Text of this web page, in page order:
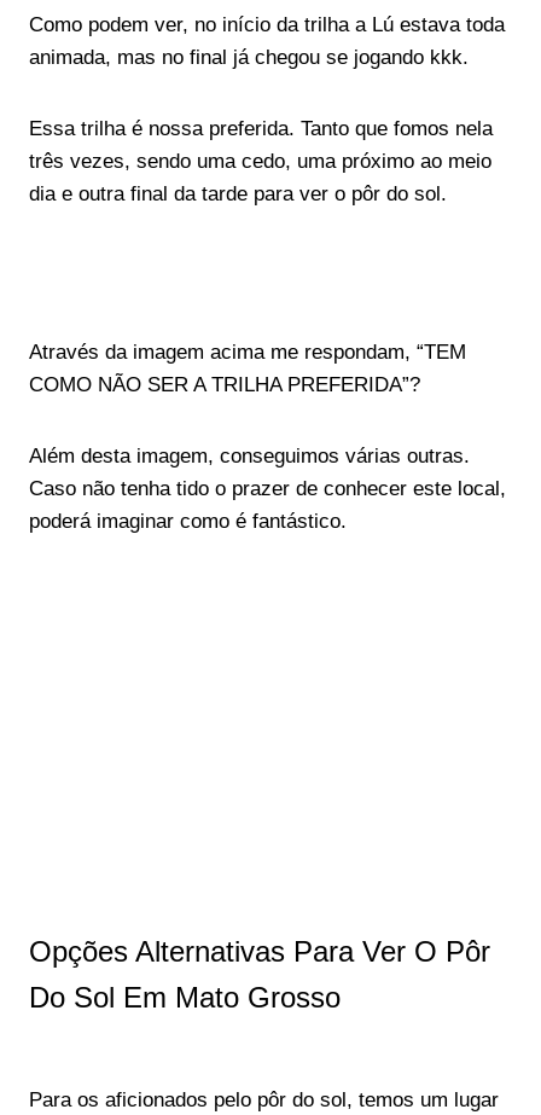
Como podem ver, no início da trilha a Lú estava toda
animada, mas no final já chegou se jogando kkk.
Essa trilha é nossa preferida. Tanto que fomos nela
três vezes, sendo uma cedo, uma próximo ao meio
dia e outra final da tarde para ver o pôr do sol.
Através da imagem acima me respondam, “TEM
COMO NÃO SER A TRILHA PREFERIDA”?
Além desta imagem, conseguimos várias outras.
Caso não tenha tido o prazer de conhecer este local,
poderá imaginar como é fantástico.
Opções Alternativas Para Ver O Pôr
Do Sol Em Mato Grosso
Para os aficionados pelo pôr do sol, temos um lugar